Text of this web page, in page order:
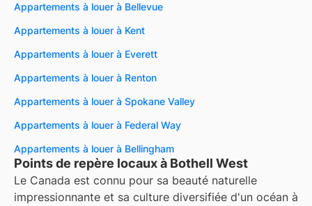
Appartements à louer à Bellevue
Appartements à louer à Kent
Appartements à louer à Everett
Appartements à louer à Renton
Appartements à louer à Spokane Valley
Appartements à louer à Federal Way
Appartements à louer à Bellingham
Points de repère locaux à Bothell West
Le Canada est connu pour sa beauté naturelle
impressionnante et sa culture diversifiée d'un océan à